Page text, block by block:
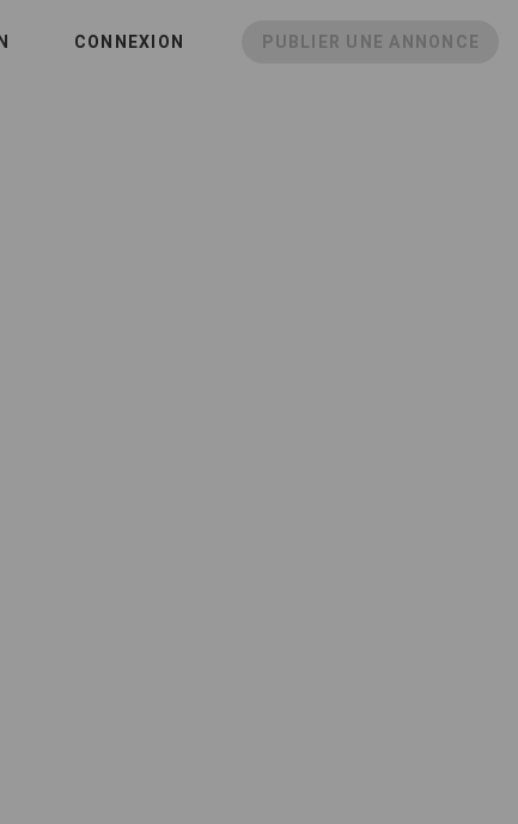
CONNEXION PUBLIER UNE ANNONCE